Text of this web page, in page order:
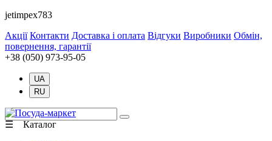
jetimpex783
Акції Контакти Доставка і оплата Відгуки Виробники Обмін,
повернення, гарантії
+38 (050) 973-95-05
UA
RU
☰ Каталог